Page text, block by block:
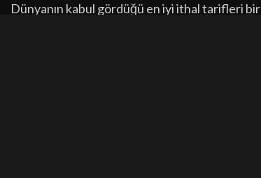
Dünyanın kabul gördüğü en iyi ithal tarifleri bir